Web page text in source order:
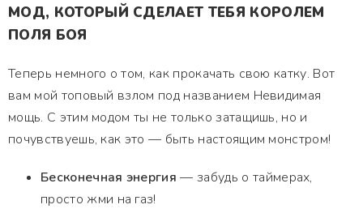
МОД, КОТОРЫЙ СДЕЛАЕТ ТЕБЯ КОРОЛЕМ
ПОЛЯ БОЯ
Теперь немного о том, как прокачать свою катку. Вот
вам мой топовый взлом под названием Невидимая
мощь. С этим модом ты не только затащишь, но и
почувствуешь, как это — быть настоящим монстром!
Бесконечная энергия — забудь о таймерах,
просто жми на газ!